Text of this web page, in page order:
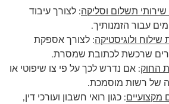
תשלום וסליקה: לצורך עיבוד
עבור הזמנותיך.
ולוגיסטיקה: לצורך אספקת
שרכשת לכתובת שמסרת.
החוק: אם נדרש לכך על פי צו שיפוטי או
של רשות מוסמכת.
מקצועיים: כגון רואי חשבון ועורכי דין,